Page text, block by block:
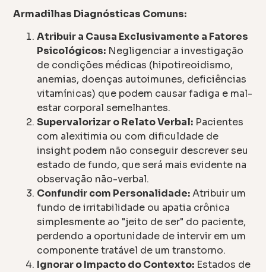
Armadilhas Diagnósticas Comuns:
Atribuir a Causa Exclusivamente a Fatores
Psicológicos: Negligenciar a investigação
de condições médicas (hipotireoidismo,
anemias, doenças autoimunes, deficiências
vitamínicas) que podem causar fadiga e mal-
estar corporal semelhantes.
Supervalorizar o Relato Verbal: Pacientes
com alexitimia ou com dificuldade de
insight podem não conseguir descrever seu
estado de fundo, que será mais evidente na
observação não-verbal.
Confundir com Personalidade:Atribuir um
fundo de irritabilidade ou apatia crônica
simplesmente ao "jeito de ser" do paciente,
perdendo a oportunidade de intervir em um
componente tratável de um transtorno.
Ignorar o Impacto do Contexto: Estados de